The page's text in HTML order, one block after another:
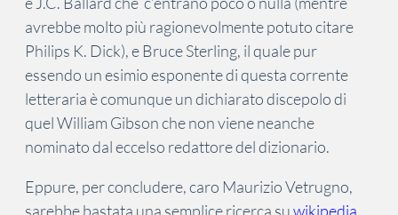
avrebbe molto più ragionevolmente potuto citare
Philips K. Dick), e Bruce Sterling, il quale pur
essendo un esimio esponente di questa corrente
letteraria è comunque un dichiarato discepolo di
quel William Gibson che non viene neanche
nominato dal eccelso redattore del dizionario.
Eppure, per concludere, caro Maurizio Vetrugno,
sarebbe bastata una semplice ricerca suwikipedia